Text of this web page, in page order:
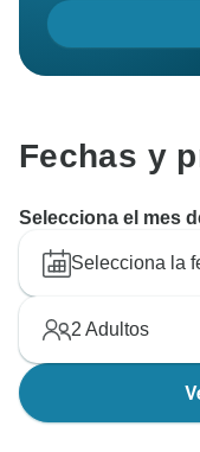
Fechas y
Selecciona el mes
Selecciona la
2 Adultos